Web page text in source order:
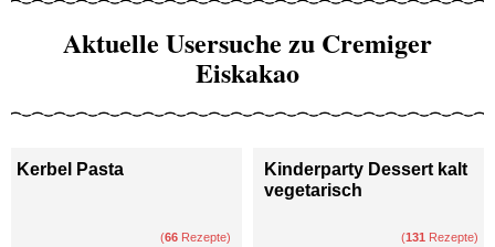
Aktuelle Usersuche zu Cremiger
Eiskakao
Kerbel Pasta
(66 Rezepte)
Kinderparty Dessert kalt
vegetarisch
(131 Rezepte)